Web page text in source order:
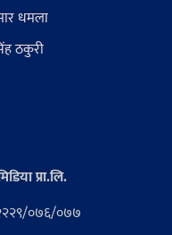
धमला
ठकुरी
प्रा.लि.
०७६/०७७